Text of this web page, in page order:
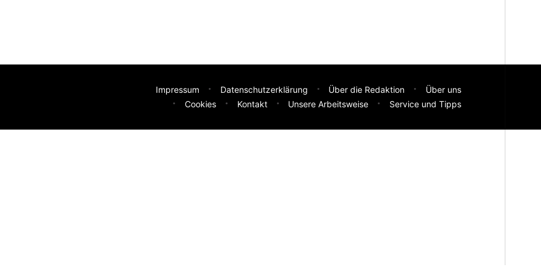
Impressum Datenschutzerklärung Über die Redaktion
Über uns
Cookies
Kontakt Unsere Arbeitsweise Service und Tipps